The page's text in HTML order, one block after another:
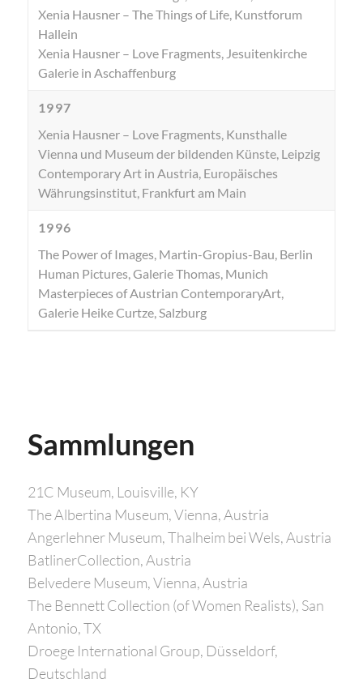
Xenia Hausner – The Things of Life, Kunstforum
Hallein
Xenia Hausner – Love Fragments, Jesuitenkirche
Galerie in Aschaffenburg
1997
Xenia Hausner – Love Fragments, Kunsthalle
Vienna und Museum der bildenden Künste, Leipzig
Contemporary Art in Austria, Europäisches
Währungsinstitut, Frankfurt am Main
1996
The Power of Images, Martin-Gropius-Bau, Berlin
Human Pictures, Galerie Thomas, Munich
Masterpieces of Austrian ContemporaryArt,
Galerie Heike Curtze, Salzburg
Sammlungen
21C Museum, Louisville, KY
The Albertina Museum, Vienna, Austria
Angerlehner Museum, Thalheim bei Wels, Austria
BatlinerCollection, Austria
Belvedere Museum, Vienna, Austria
The Bennett Collection (of Women Realists), San
Antonio, TX
Droege International Group, Düsseldorf,
Deutschland